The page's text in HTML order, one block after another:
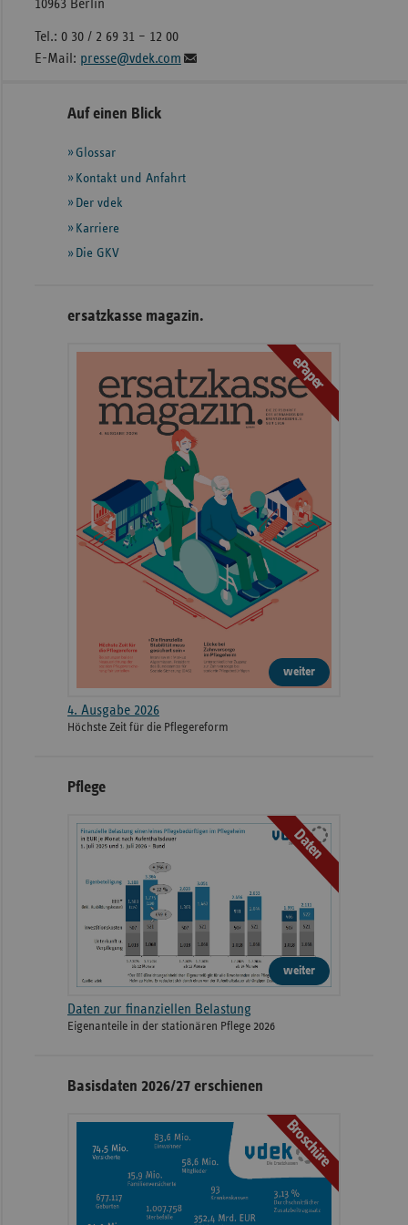
10963 Berlin
Tel.: 0 30 / 2 69 31 – 12 00
E-Mail: presse@vdek.com
Seitennavigation
Seitenleiste
weiteren
Informationen
Auf einen Blick
Glossar
Kontakt und Anfahrt
Der vdek
Karriere
Die GKV
ersatzkasse magazin.
ePaper
weiter
4. Ausgabe 2026
Höchste Zeit für die Pflegereform
Pflege
Daten
weiter
Daten zur finanziellen Belastung
Eigenanteile in der stationären Pflege 2026
Basisdaten 2026/27 erschienen
Broschüre